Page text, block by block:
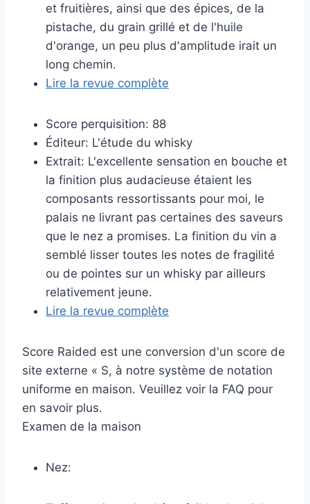
et fruitières, ainsi que des épices, de la
pistache, du grain grillé et de l'huile
d'orange, un peu plus d'amplitude irait un
long chemin.
Lire la revue complète
Score perquisition: 88
Éditeur: L'étude du whisky
Extrait: L'excellente sensation en bouche et
la finition plus audacieuse étaient les
composants ressortissants pour moi, le
palais ne livrant pas certaines des saveurs
que le nez a promises. La finition du vin a
semblé lisser toutes les notes de fragilité
ou de pointes sur un whisky par ailleurs
relativement jeune.
Lire la revue complète
Score Raided est une conversion d'un score de
site externe « S, à notre système de notation
uniforme en maison. Veuillez voir la FAQ pour
en savoir plus.
Examen de la maison
Nez: